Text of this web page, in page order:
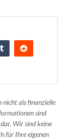
nicht als finanzielle
sind
Wir sind keine
für Ihre eigenen